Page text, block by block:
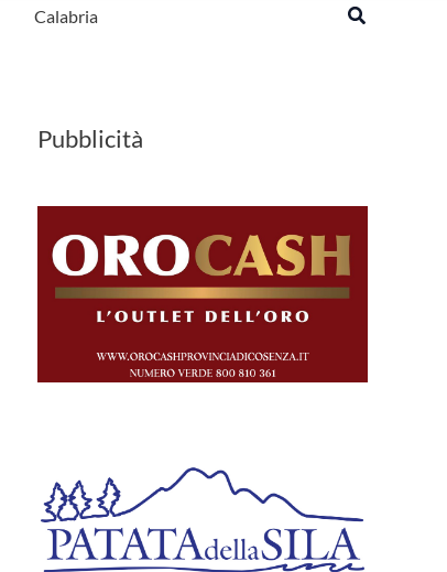
Calabria Cerca
Pubblicità